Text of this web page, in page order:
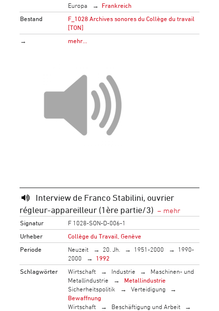
Europa
Frankreich
Bestand
F_1028 Archives sonores du Collège du travail
[TON]
→
mehr…
Interview de Franco Stabilini, ouvrier
régleur-appareilleur (1ère partie/3)
Signatur
F 1028-SON-D-006-1
Urheber
Collège du Travail, Genève
Periode
Neuzeit 20. Jh. 1951-2000
1990-
2000
1992
Schlagwörter
Wirtschaft Industrie
Maschinen- und
Metallindustrie
Metallindustrie
Sicherheitspolitik
Verteidigung
Bewaffnung
Wirtschaft
Beschäftigung und Arbeit